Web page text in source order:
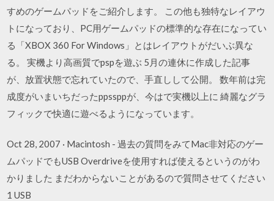
すめのゲームパッドをご紹介します。 この他も独特なレイアウ
トになっており、PC用ゲームパッドの標準的な存在になってい
る「XBOX 360 For Windows」とはレイアウトがだいぶ異な
る。 実機より高画質でpspを遊ぶ 5月の連休に作成した記事
が、放置状態で忘れていたので、手直しして公開。 数年前は完
成度がいまいちだったppssppが、今はで実機以上に 綺麗なグラ
フィックで快適に遊べるようになっています。
Oct 28, 2007 · Macintosh - 過去の質問をみてMac非対応のゲー
ムパッドでもUSB Overdriveを使用すれば使えるというのがわ
かりました まだわからないことがあるので質問させてください
1 USB